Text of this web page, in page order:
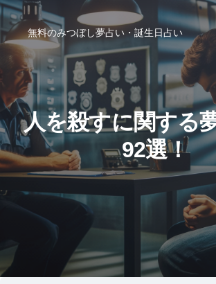
無料のみつぼし夢占い・誕生日占い
人を殺すに関する
92選！